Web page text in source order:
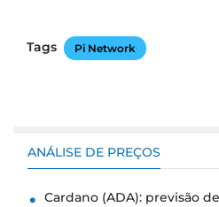
Tags Pi Network
ANÁLISE DE PREÇOS
Cardano (ADA): previsão